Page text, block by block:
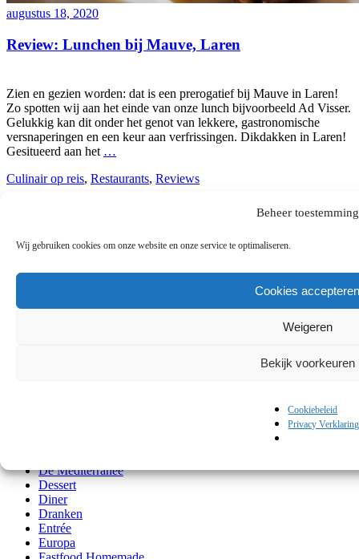
Beheer toestemming
Wij gebruiken cookies om onze website en onze service te optimaliseren.
Cookies
Weigeren
Bekijk voorkeuren
Cookiebeleid
Privacy Verklaring
augustus 18, 2020
Review: Lunchen bij Mauve, Laren
Zien en gezien worden: dat is een prerogatief bij Mauve in Laren!
Zo spotten wij aan het einde van onze lunch bijvoorbeeld Ad Visser.
Gelukkig kan dit onder het genot van lekkere, gastronomische
versnaperingen en een keur aan verfrissingen. Dikdakken in Laren!
Gesitueerd aan het …
Culinair op reis, Restaurants, Reviews
Categorieën
Categorieën
De Mediterranee
Dessert
Diner
Dranken
Entrée
Europa